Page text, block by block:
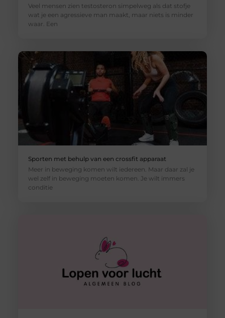
Veel mensen zien testosteron simpelweg als dat stofje
wat je een agressieve man maakt, maar niets is minder
waar. Een
Sporten met behulp van een crossfit apparaat
Meer in beweging komen wilt iedereen. Maar daar zal je
wel zelf in beweging moeten komen. Je wilt immers
conditie